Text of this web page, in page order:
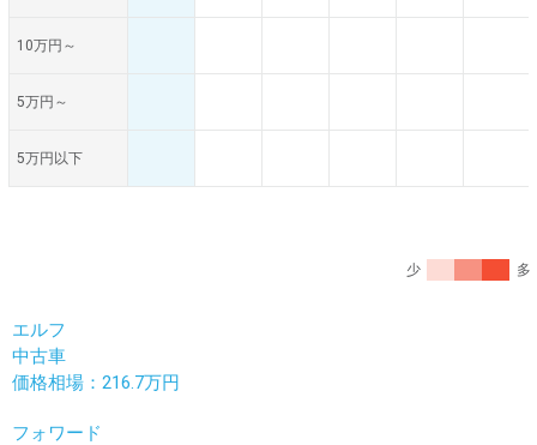
10万円～
5万円～
5万円以下
少 多
エルフ
中古車
価格相場：216.7万円
フォワード